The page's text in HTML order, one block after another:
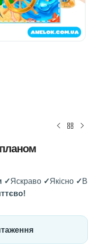
✓Яскраво ✓Якісно ✓В